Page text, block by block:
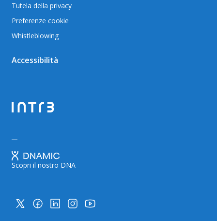
Tutela della privacy
Preferenze cookie
Whistleblowing
Accessibilità
Scopri il nostro DNA